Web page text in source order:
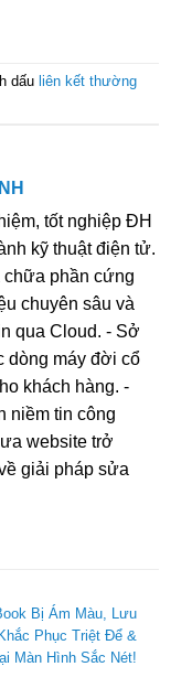
dấu liên kết thường
tốt nghiệp ĐH
kỹ thuật điện tử.
chữa phần cứng
chuyên sâu và
qua Cloud. - Sở
dòng máy đời cổ
khách hàng. -
niềm tin công
website trở
giải pháp sửa
Bị Ám Màu, Lưu
Phục Triệt Để &
Màn Hình Sắc Nét!